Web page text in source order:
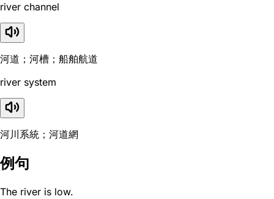
river channel
河道；河槽；船舶航道
river system
河川系統；河道網
例句
The river is low.